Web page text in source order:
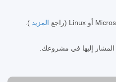
المزيد ).